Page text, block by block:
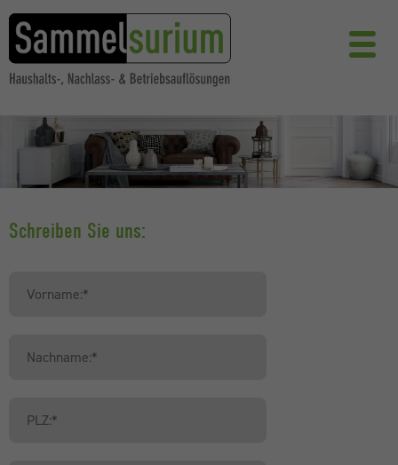
Schreiben Sie uns: